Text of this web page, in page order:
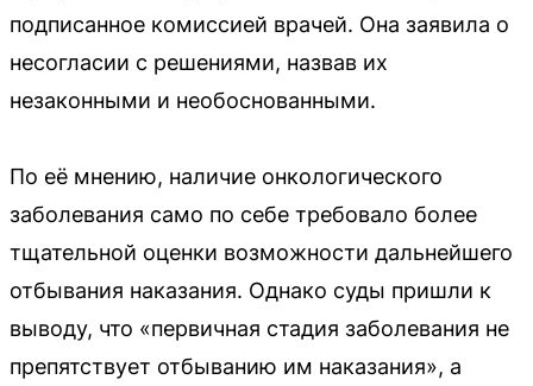
подписанное комиссией врачей. Она заявила о
несогласии с решениями, назвав их
незаконными и необоснованными.
По её мнению, наличие онкологического
заболевания само по себе требовало более
тщательной оценки возможности дальнейшего
отбывания наказания. Однако суды пришли к
выводу, что «первичная стадия заболевания не
препятствует отбыванию им наказания», а